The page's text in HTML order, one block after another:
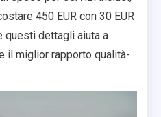
450 EUR con 30 EUR
questi dettagli aiuta a
il miglior rapporto qualità-